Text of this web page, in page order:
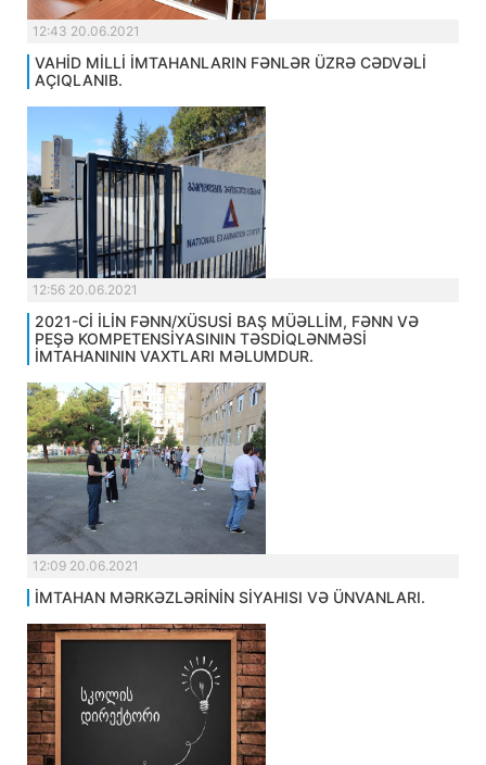
12:43 20.06.2021
VAHİD MİLLİ İMTAHANLARIN FƏNLƏR ÜZRƏ CƏDVƏLİ
AÇIQLANIB.
12:56 20.06.2021
2021-Cİ İLİN FƏNN/XÜSUSİ BAŞ MÜƏLLİM, FƏNN VƏ
PEŞƏ KOMPETENSİYASININ TƏSDİQLƏNMƏSİ
İMTAHANININ VAXTLARI MƏLUMDUR.
12:09 20.06.2021
İMTAHAN MƏRKƏZLƏRİNİN SİYAHISI VƏ ÜNVANLARI.